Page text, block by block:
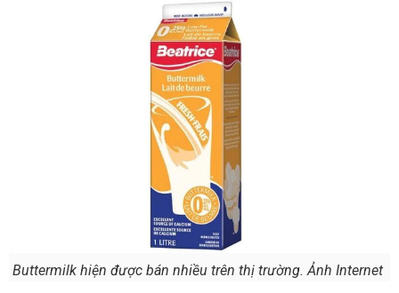
Buttermilk hiện được bán nhiều trên thị trường. Ảnh Internet